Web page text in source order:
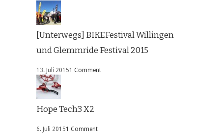
[Unterwegs] BIKEFestival Willingen
und Glemmride Festival 2015
13. Juli 20151 Comment
Hope Tech3 X2
6. Juli 20151 Comment